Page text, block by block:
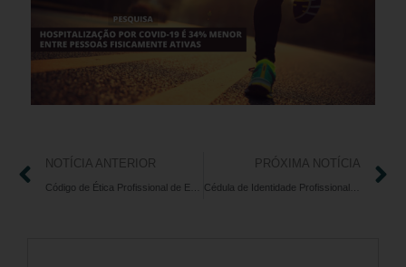
NOTÍCIA ANTERIOR PRÓXIMA NOTÍCIA
Cédula de Identidade Profissional deve ser renovada a cada cinco anos